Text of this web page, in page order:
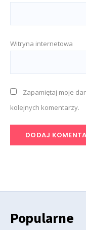
Witryna internetowa
Zapamiętaj moje
kolejnych komentarzy.
Popularne